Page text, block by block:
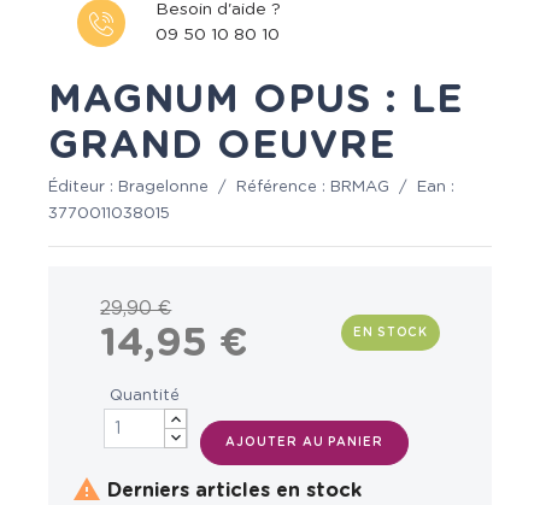
Besoin d'aide ?
09 50 10 80 10
MAGNUM OPUS : LE
GRAND OEUVRE
Éditeur : Bragelonne / Référence : BRMAG /
Ean :
3770011038015
29,90 €
14,95 € EN STOCK
Quantité
AJOUTER AU PANIER
 Derniers articles en stock